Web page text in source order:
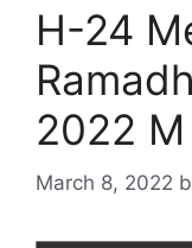
H-24
2022 M
March 8, 2022